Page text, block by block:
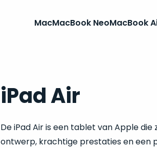
MacMacBook NeoMacBook
iPad Air
De iPad Air is een tablet van Apple
ontwerp, krachtige prestaties en een